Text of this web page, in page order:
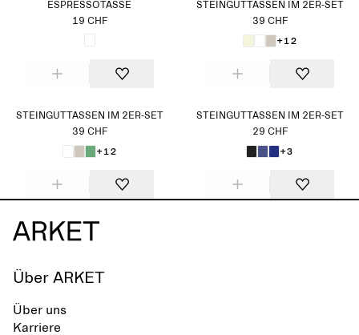
ESPRESSOTASSE
19 CHF
STEINGUTTASSEN IM 2ER-SET
39 CHF
+12
STEINGUTTASSEN IM 2ER-SET
39 CHF
+12
STEINGUTTASSEN IM 2ER-SET
29 CHF
+3
Über ARKET
Über uns
Karriere